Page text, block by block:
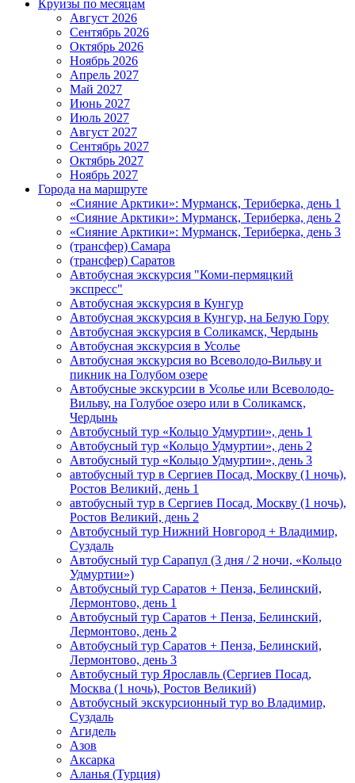
Круизы по месяцам
Август 2026
Сентябрь 2026
Октябрь 2026
Ноябрь 2026
Апрель 2027
Май 2027
Июнь 2027
Июль 2027
Август 2027
Сентябрь 2027
Октябрь 2027
Ноябрь 2027
Города на маршруте
«Сияние Арктики»: Мурманск, Териберка, день 1
«Сияние Арктики»: Мурманск, Териберка, день 2
«Сияние Арктики»: Мурманск, Териберка, день 3
(трансфер) Самара
(трансфер) Саратов
Автобусная экскурсия "Коми-пермяцкий
экспресс"
Автобусная экскурсия в Кунгур
Автобусная экскурсия в Кунгур, на Белую Гору
Автобусная экскурсия в Соликамск, Чердынь
Автобусная экскурсия в Усолье
Автобусная экскурсия во Всеволодо-Вильву и
пикник на Голубом озере
Автобусные экскурсии в Усолье или Всеволодо-
Вильву, на Голубое озеро или в Соликамск,
Чердынь
Автобусный тур «Кольцо Удмуртии», день 1
Автобусный тур «Кольцо Удмуртии», день 2
Автобусный тур «Кольцо Удмуртии», день 3
автобусный тур в Сергиев Посад, Москву (1 ночь),
Ростов Великий, день 1
автобусный тур в Сергиев Посад, Москву (1 ночь),
Ростов Великий, день 2
Автобусный тур Нижний Новгород + Владимир,
Суздаль
Автобусный тур Сарапул (3 дня / 2 ночи, «Кольцо
Удмуртии»)
Автобусный тур Саратов + Пенза, Белинский,
Лермонтово, день 1
Автобусный тур Саратов + Пенза, Белинский,
Лермонтово, день 2
Автобусный тур Саратов + Пенза, Белинский,
Лермонтово, день 3
Автобусный тур Ярославль (Сергиев Посад,
Москва (1 ночь), Ростов Великий)
Автобусный экскурсионный тур во Владимир,
Суздаль
Агидель
Азов
Аксарка
Аланья (Турция)